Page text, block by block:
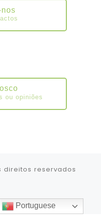
ou opiniões
direitos reservados
Portuguese